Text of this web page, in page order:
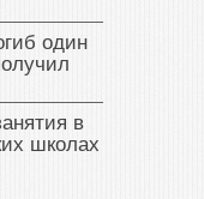
один
в
школах